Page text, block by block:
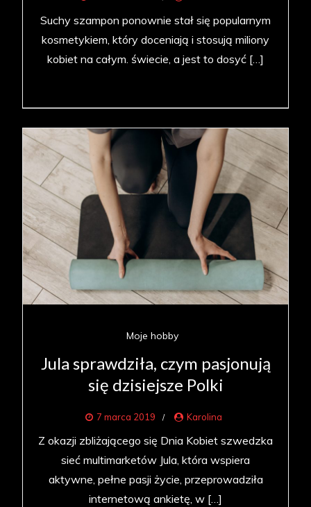
Suchy szampon ponownie stał się popularnym
kosmetykiem, który doceniają i stosują miliony
kobiet na całym. świecie, a jest to dosyć […]
Moje hobby
Jula sprawdziła, czym pasjonują
się dzisiejsze Polki
7 marca 2019 Karolina
Z okazji zbliżającego się Dnia Kobiet szwedzka
sieć multimarketów Jula, która wspiera
aktywne, pełne pasji życie, przeprowadziła
internetową ankietę, w […]